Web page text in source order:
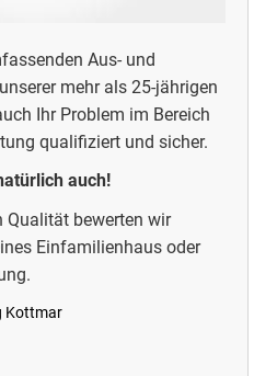
Aus- und
mehr als 25-jährigen
Ihr Problem im Bereich
qualifiziert und sicher.
auch!
Qualität bewerten wir
Einfamilienhaus oder
Kottmar